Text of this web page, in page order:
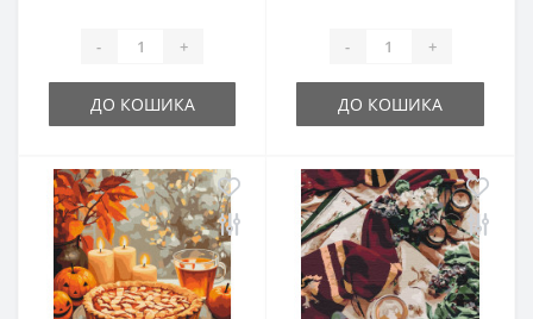
- +
ДО КОШИКА
- +
ДО КОШИКА